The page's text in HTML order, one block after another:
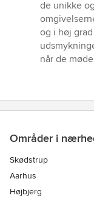
de unikke
og i høj
når de
Områder i
Skødstrup
Aarhus
Højbjerg